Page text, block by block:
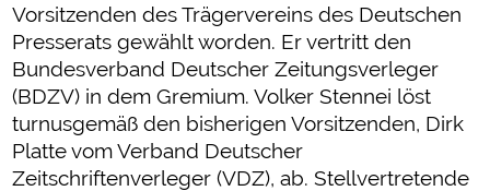
Vorsitzenden des Trägervereins des Deutschen
Presserats gewählt worden. Er vertritt den
Bundesverband Deutscher Zeitungsverleger
(BDZV) in dem Gremium. Volker Stennei löst
turnusgemäß den bisherigen Vorsitzenden, Dirk
Platte vom Verband Deutscher
Zeitschriftenverleger (VDZ), ab. Stellvertretende